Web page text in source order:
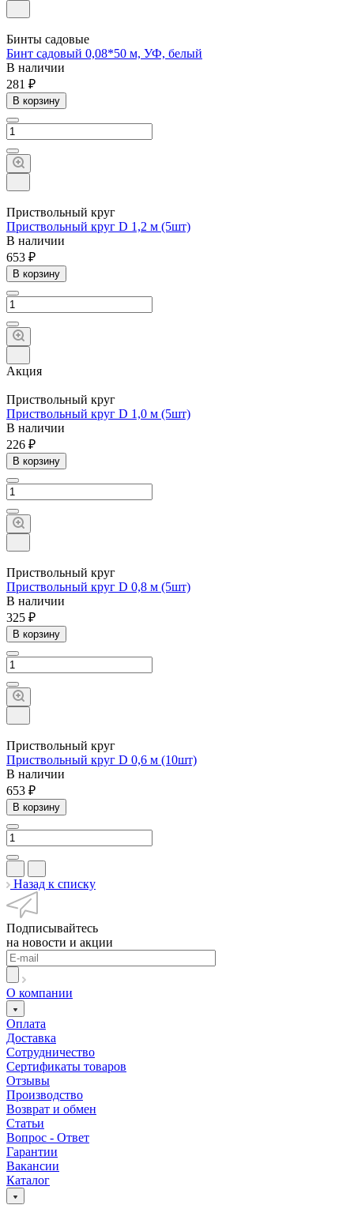
Бинты садовые
Бинт садовый 0,08*50 м, УФ, белый
В наличии
281 ₽
В корзину
Приствольный круг
Приствольный круг D 1,2 м (5шт)
В наличии
653 ₽
В корзину
Акция
Приствольный круг
Приствольный круг D 1,0 м (5шт)
В наличии
226 ₽
В корзину
Приствольный круг
Приствольный круг D 0,8 м (5шт)
В наличии
325 ₽
В корзину
Приствольный круг
Приствольный круг D 0,6 м (10шт)
В наличии
653 ₽
В корзину
Назад к списку
Подписывайтесь
на новости и акции
О компании
Оплата
Доставка
Сотрудничество
Сертификаты товаров
Отзывы
Производство
Возврат и обмен
Статьи
Вопрос - Ответ
Гарантии
Вакансии
Каталог